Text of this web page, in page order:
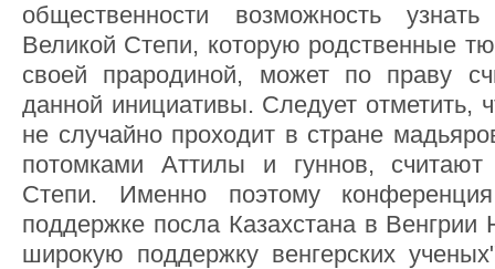
общественности возможность
Великой Степи, которую родственные
своей прародиной, может по праву
данной инициативы. Следует отметить,
не случайно проходит в стране
потомками Аттилы и гуннов,
Степи. Именно поэтому
поддержке посла Казахстана в
широкую поддержку венгерских